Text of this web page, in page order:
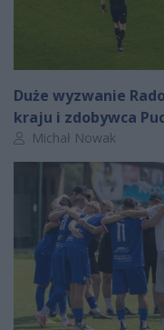
Duże wyzwanie
kraju i zdobywca
Autor artykułu:
Michał Nowak